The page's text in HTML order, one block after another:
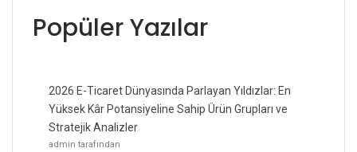
Popüler Yazılar
2026 E-Ticaret Dünyasında Parlayan Yıldızlar: En
Yüksek Kâr Potansiyeline Sahip Ürün Grupları ve
Stratejik Analizler
admin tarafından